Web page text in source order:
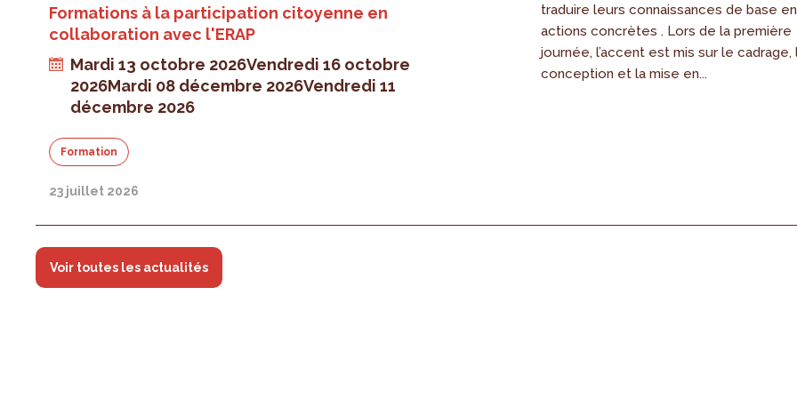
Formations à la participation citoyenne en
collaboration avec l'ERAP
Mardi 13 octobre 2026Vendredi 16 octobre
2026Mardi 08 décembre 2026Vendredi 11
décembre 2026
Formation
23 juillet 2026
traduire leurs connaissances de base en
actions concrètes . Lors de la première
journée, l’accent est mis sur le cadrage,
conception et la mise en...
Voir toutes les actualités